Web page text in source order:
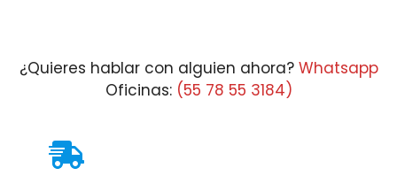
¿Quieres hablar con alguien ahora? Whatsapp
Oficinas: (55 78 55 3184)